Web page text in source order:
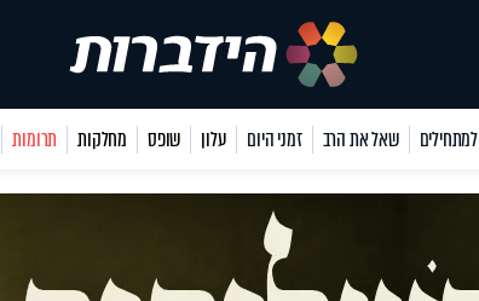
למתחילים שאל את הרב זמני היום עלון שופס מחלקות תרומות